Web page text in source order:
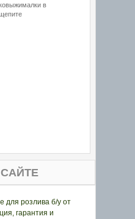
в
для розлива б/у от
гарантия и